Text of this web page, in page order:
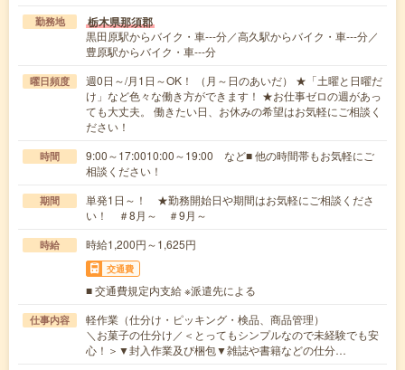
勤務地 栃木県那須郡
黒田原駅からバイク・車---分／高久駅からバイク・車---分／
豊原駅からバイク・車---分
曜日頻度
週0日～/月1日～OK！ （月～日のあいだ） ★「土曜と日曜だ
け」など色々な働き方ができます！ ★お仕事ゼロの週があっ
ても大丈夫。 働きたい日、お休みの希望はお気軽にご相談く
ださい！
時間
9:00～17:0010:00～19:00 など■ 他の時間帯もお気軽にご
相談ください！
期間
単発1日～！ ★勤務開始日や期間はお気軽にご相談くださ
い！ ＃8月～ ＃9月～
時給 時給1,200円～1,625円
交通費
■ 交通費規定内支給 ※派遣先による
仕事内容
軽作業（仕分け・ピッキング・検品、商品管理）
＼お菓子の仕分け／＜とってもシンプルなので未経験でも安
心！＞▼封入作業及び梱包▼雑誌や書籍などの仕分…